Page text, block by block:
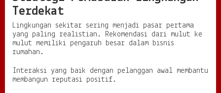
Terdekat
Lingkungan sekitar sering menjadi pasar pertama
yang paling realistian. Rekomendasi dari mulut ke
mulut memiliki pengaruh besar dalam bisnis
rumahan.
Interaksi yang baik dengan pelanggan awal membantu
membangun reputasi positif.